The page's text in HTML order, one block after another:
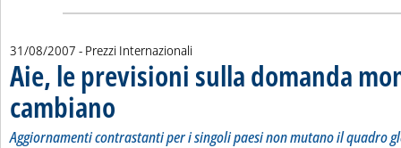
31/08/2007 - Prezzi Internazionali
Aie, le previsioni sulla domanda
cambiano
Aggiornamenti contrastanti per i singoli paesi non mutano il quadro